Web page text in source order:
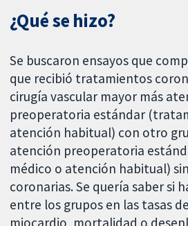
¿Qué se hizo?
Se buscaron ensayos que
que recibió tratamientos
cirugía vascular mayor más
preoperatoria estándar
atención habitual) con otro
atención preoperatoria
médico o atención habitual)
coronarias. Se quería saber si
entre los grupos en las tasas
miocardio, mortalidad o